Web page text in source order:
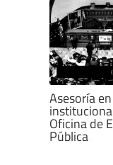
Asesoría
Oficina de
Pública